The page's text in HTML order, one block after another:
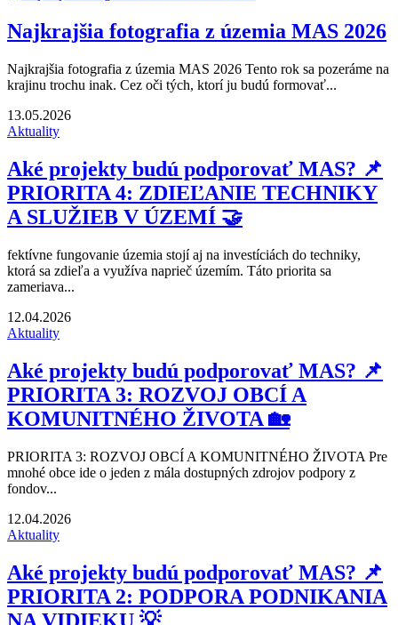
Najkrajšia fotografia z územia MAS 2026
Najkrajšia fotografia z územia MAS 2026 Tento rok sa pozeráme na
krajinu trochu inak. Cez oči tých, ktorí ju budú formovať...
13.05.2026
Aktuality
Aké projekty budú podporovať MAS? 📌
PRIORITA 4: ZDIEĽANIE TECHNIKY
A SLUŽIEB V ÚZEMÍ 🤝
fektívne fungovanie územia stojí aj na investíciách do techniky,
ktorá sa zdieľa a využíva naprieč územím. Táto priorita sa
zameriava...
12.04.2026
Aktuality
Aké projekty budú podporovať MAS? 📌
PRIORITA 3: ROZVOJ OBCÍ A
KOMUNITNÉHO ŽIVOTA 🏡
PRIORITA 3: ROZVOJ OBCÍ A KOMUNITNÉHO ŽIVOTA Pre
mnohé obce ide o jeden z mála dostupných zdrojov podpory z
fondov...
12.04.2026
Aktuality
Aké projekty budú podporovať MAS? 📌
PRIORITA 2: PODPORA PODNIKANIA
NA VIDIEKU 💡